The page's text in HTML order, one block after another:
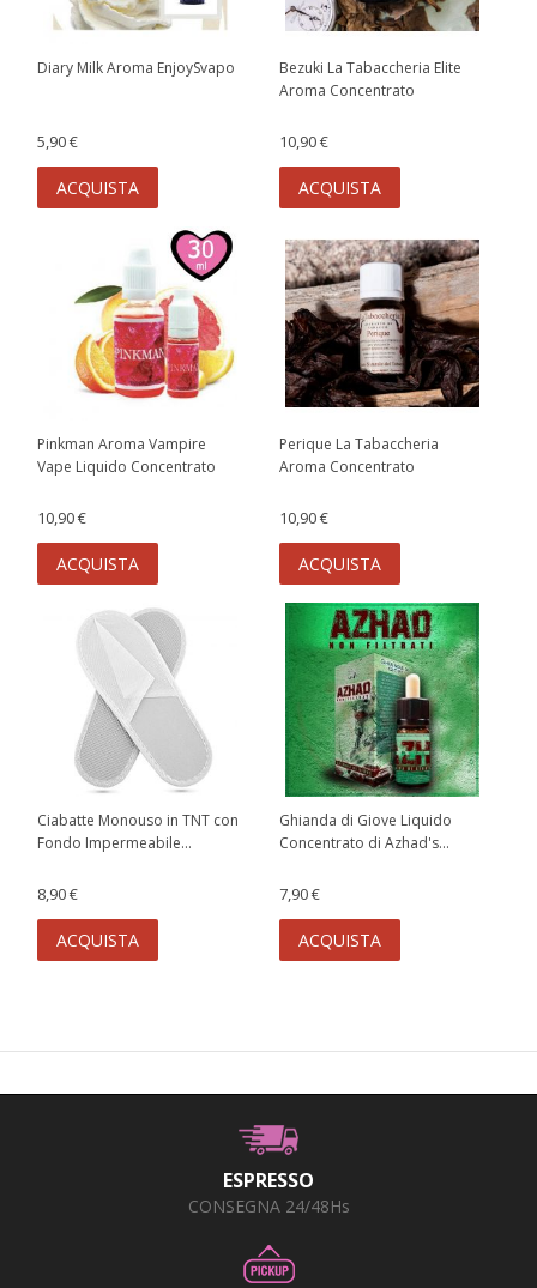
Diary Milk Aroma EnjoySvapo
5,90 €
ACQUISTA
Bezuki La Tabaccheria Elite
Aroma Concentrato
10,90 €
ACQUISTA
Pinkman Aroma Vampire
Vape Liquido Concentrato
10,90 €
ACQUISTA
Perique La Tabaccheria
Aroma Concentrato
10,90 €
ACQUISTA
Ciabatte Monouso in TNT con
Fondo Impermeabile...
8,90 €
ACQUISTA
Ghianda di Giove Liquido
Concentrato di Azhad's...
7,90 €
ACQUISTA
ESPRESSO
CONSEGNA 24/48Hs